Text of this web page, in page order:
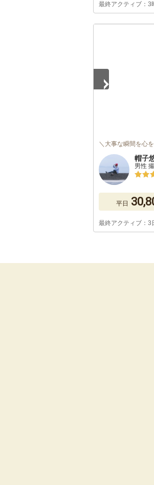
最終アクティブ：3
＼大事な瞬間を心
帽子
男性
平日
最終アクティブ：3